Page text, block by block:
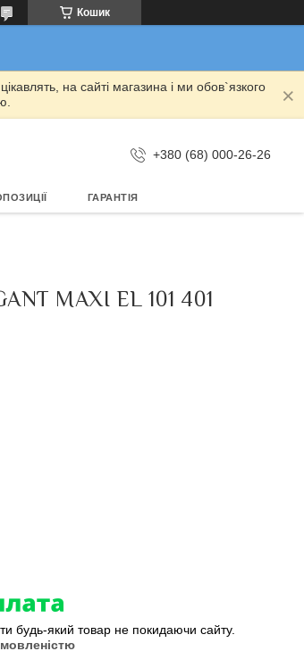
Кошик
на сайті магазина і ми обов`язкого
+380 (68) 000-26-26
ГАРАНТІЯ
MAXI EL 101 401
будь-який товар не покидаючи сайту.